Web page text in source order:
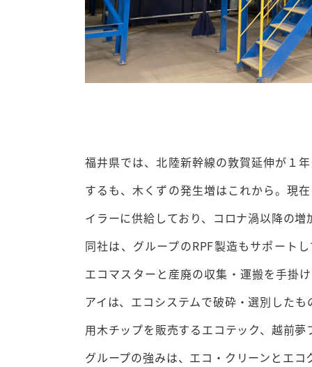
福井県では、北陸新幹線の敦賀延伸が１
するも、木くずの発生増はこれから。現
イラーに供給しており、コロナ渦以降の
同社は、グループのRPF製造もサポート
エコマスターと産廃の収集・運搬を手掛
アイは、エコシステムで破砕・選別した
用木チップを販売するエコテック、越前
グループの強みは、エコ・クリーンとエ